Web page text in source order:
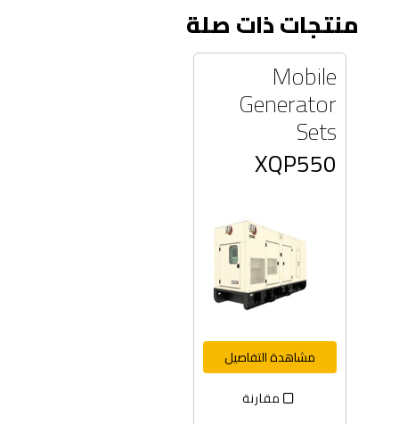
منتجات ذات صلة
Mobile
Generator
Sets
XQP550
مشاهدة التفاصيل
مقارنة